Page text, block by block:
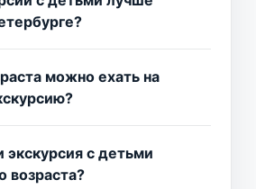
можно ехать на
экскурсия с детьми
возраста?